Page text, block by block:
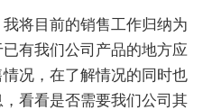
将目前的销售工作归纳为
有我们公司产品的地方应
况，在了解情况的同时也
看看是否需要我们公司其